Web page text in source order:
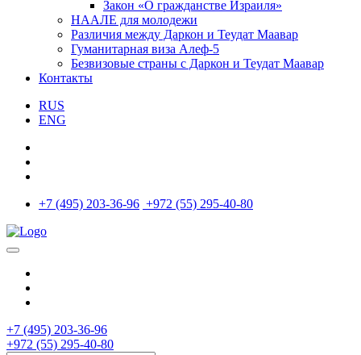
Закон «О гражданстве Израиля»
НААЛЕ для молодежи
Различия между Даркон и Теудат Маавар
Гуманитарная виза Алеф-5
Безвизовые страны с Даркон и Теудат Маавар
Контакты
RUS
ENG
+7 (495) 203-36-96 +972 (55) 295-40-80
+7 (495) 203-36-96
+972 (55) 295-40-80